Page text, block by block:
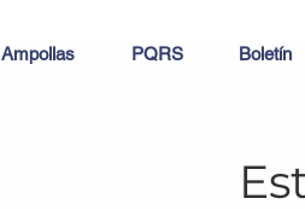
Ampollas PQRS Boletín